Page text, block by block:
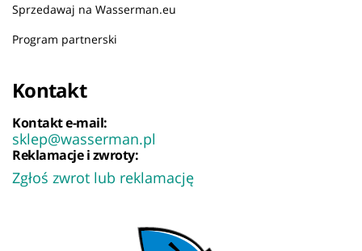
Sprzedawaj na Wasserman.eu
Program partnerski
Kontakt
Kontakt e-mail:
sklep@wasserman.pl
Reklamacje i zwroty:
Zgłoś zwrot lub reklamację